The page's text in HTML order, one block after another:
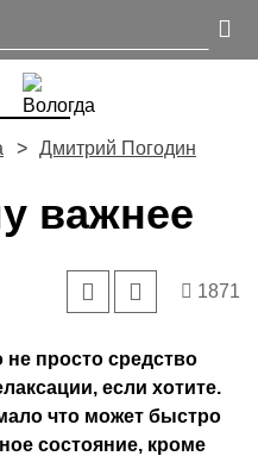
Дмитрий Погодин
важнее
1871
просто средство
если хотите.
что может быстро
состояние, кроме